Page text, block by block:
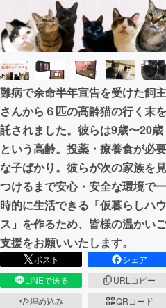
映像・映画
ビジネス・起業
まちづくり・地域活性
CAMPFIRE for Social Good
CAMPFIREふるさと納税
難病で余命半年宣告を受けた飼主
さんから６匹の高齢猫の行く末を
託されました。彼らは9歳〜20歳
という高齢。投薬・療養食が必要
な子ばかり。彼らが次の家族を見
つけるまで安心・安全な環境で一
時的に生活できる「仮暮らしハウ
ス」を作るため、皆様の温かいご
支援をお願いいたします。
ポスト
シェア
LINEで送る
URLコピー
埋め込み
QRコード